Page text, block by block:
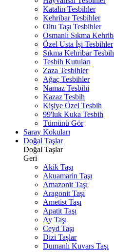
Katalin Tesbihler
Kehribar Tesbihler
Oltu Taşı Tesbihler
Osmanlı Sıkma
Özel Usta İşi Tesbihler
Sıkma Kehribar
Tesbih Kutuları
Zaza Tesbihler
Ağaç Tesbihler
Namaz Tesbihi
Kazaz Tesbih
Kişiye Özel Tesbih
99'luk Kuka Tesbih
Tümünü Gör
Saray Kokuları
Doğal Taşlar
Doğal Taşlar
Geri
Akik Taşı
Akuamarin Taşı
Amazonit Taşı
Aragonit Taşı
Ametist Taşı
Apatit Taşı
Ay Taşı
Ceyd Taşı
Dizi Taşlar
Dumanlı Kuvars Taşı